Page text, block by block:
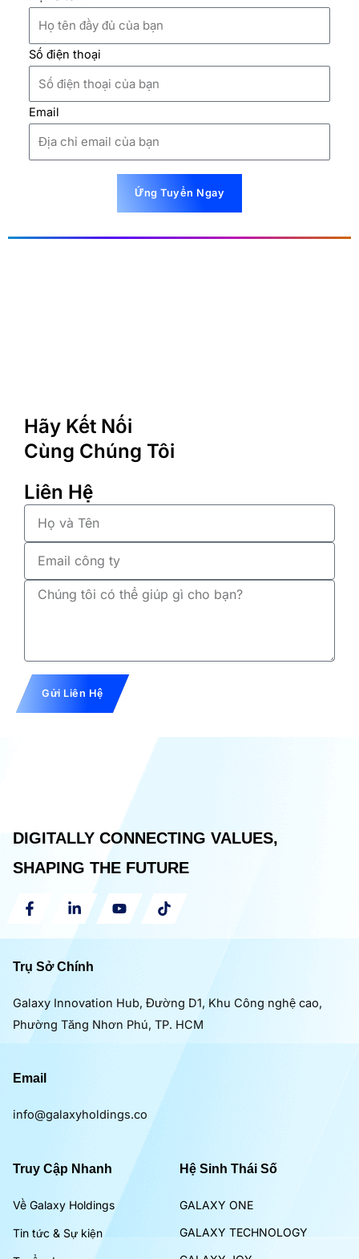
Số điện thoại
Email
Ứng Tuyển Ngay
Hãy Kết Nối
Cùng Chúng Tôi
Liên Hệ
và
Tên
Gửi Liên Hệ
DIGITALLY CONNECTING VALUES,
SHAPING THE FUTURE
Trụ Sở Chính
Galaxy Innovation Hub, Đường D1, Khu Công nghệ cao,
Phường Tăng Nhơn Phú, TP. HCM
Email
info@galaxyholdings.co
Truy Cập Nhanh
Về Galaxy Holdings
Tin tức & Sự kiện
Hệ Sinh Thái Số
GALAXY ONE
GALAXY TECHNOLOGY